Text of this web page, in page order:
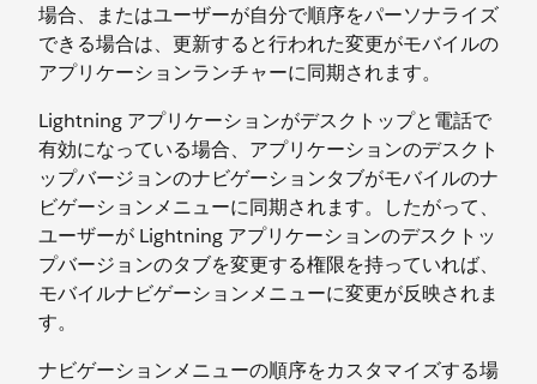
場合、またはユーザーが自分で順序をパーソナライズ
できる場合は、更新すると行われた変更がモバイルの
アプリケーションランチャーに同期されます。
Lightning アプリケーションがデスクトップと電話で
有効になっている場合、アプリケーションのデスクト
ップバージョンのナビゲーションタブがモバイルのナ
ビゲーションメニューに同期されます。したがって、
ユーザーが Lightning アプリケーションのデスクトッ
プバージョンのタブを変更する権限を持っていれば、
モバイルナビゲーションメニューに変更が反映されま
す。
ナビゲーションメニューの順序をカスタマイズする場